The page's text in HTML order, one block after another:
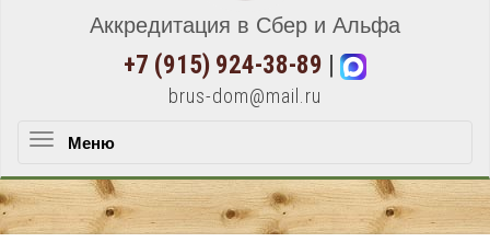
Аккредитация в Сбер и Альфа
+7 (915) 924-38-89
brus-dom@mail.ru
Меню